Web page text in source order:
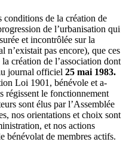
conditions de la création de
de l’urbanisation qui
et incontrôlée sur la
n’existait pas encore), que ces
création de l’association dont
journal officiel 25 mai 1983.
Loi 1901, bénévole et a-
régissent le fonctionnement
sont élus par l’Assemblée
nos orientations et choix sont
et nos actions
bénévolat de membres actifs.